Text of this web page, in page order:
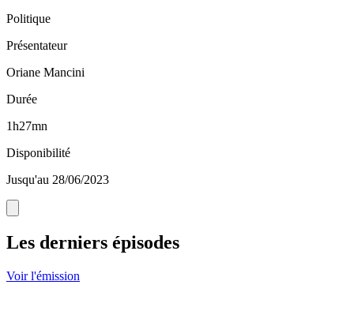
Politique
Présentateur
Oriane Mancini
Durée
1h27mn
Disponibilité
Jusqu'au 28/06/2023
Les derniers épisodes
Voir l'émission